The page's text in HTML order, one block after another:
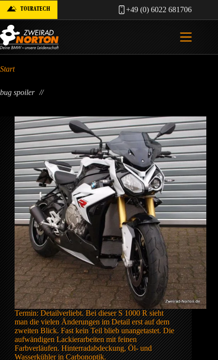
Inhalt
springen
TOURATECH +49 (0) 6022 681706
Start
bug spoiler
Termin: Detailverliebt. Bei dieser S 1000 R sieht
man die vielen Änderungen im Detail erst auf dem
zweiten Blick. Fast kein Teil blieb unangetastet. Die
aufwändigen Lackierarbeiten mit feinen
Farbverläufen. Hinterradabdeckung, Öl- und
Wasserkühler in Carbonoptik.